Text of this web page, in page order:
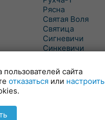
Рясна
Святая Воля
Святица
Сигневичи
Синкевичи
Снитово
Соколово
Сочивки
сайта
отказаться или настроить